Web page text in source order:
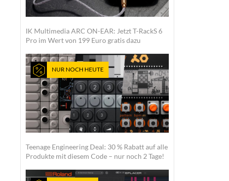
IK Multimedia ARC ON-EAR: Jetzt T-RackS 6
Pro im Wert von 199 Euro gratis dazu
NUR NOCH HEUTE
Teenage Engineering Deal: 30 % Rabatt auf alle
Produkte mit diesem Code – nur noch 2 Tage!